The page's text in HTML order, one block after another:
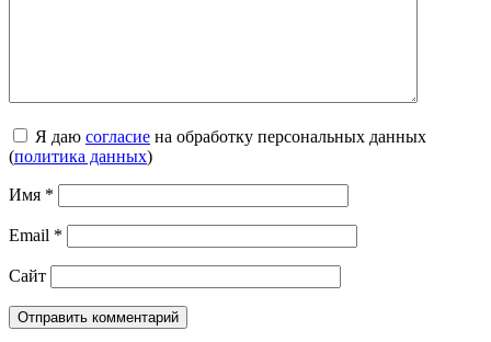
Я даю согласие на обработку персональных данных
(политика данных)
Имя *
Email *
Сайт